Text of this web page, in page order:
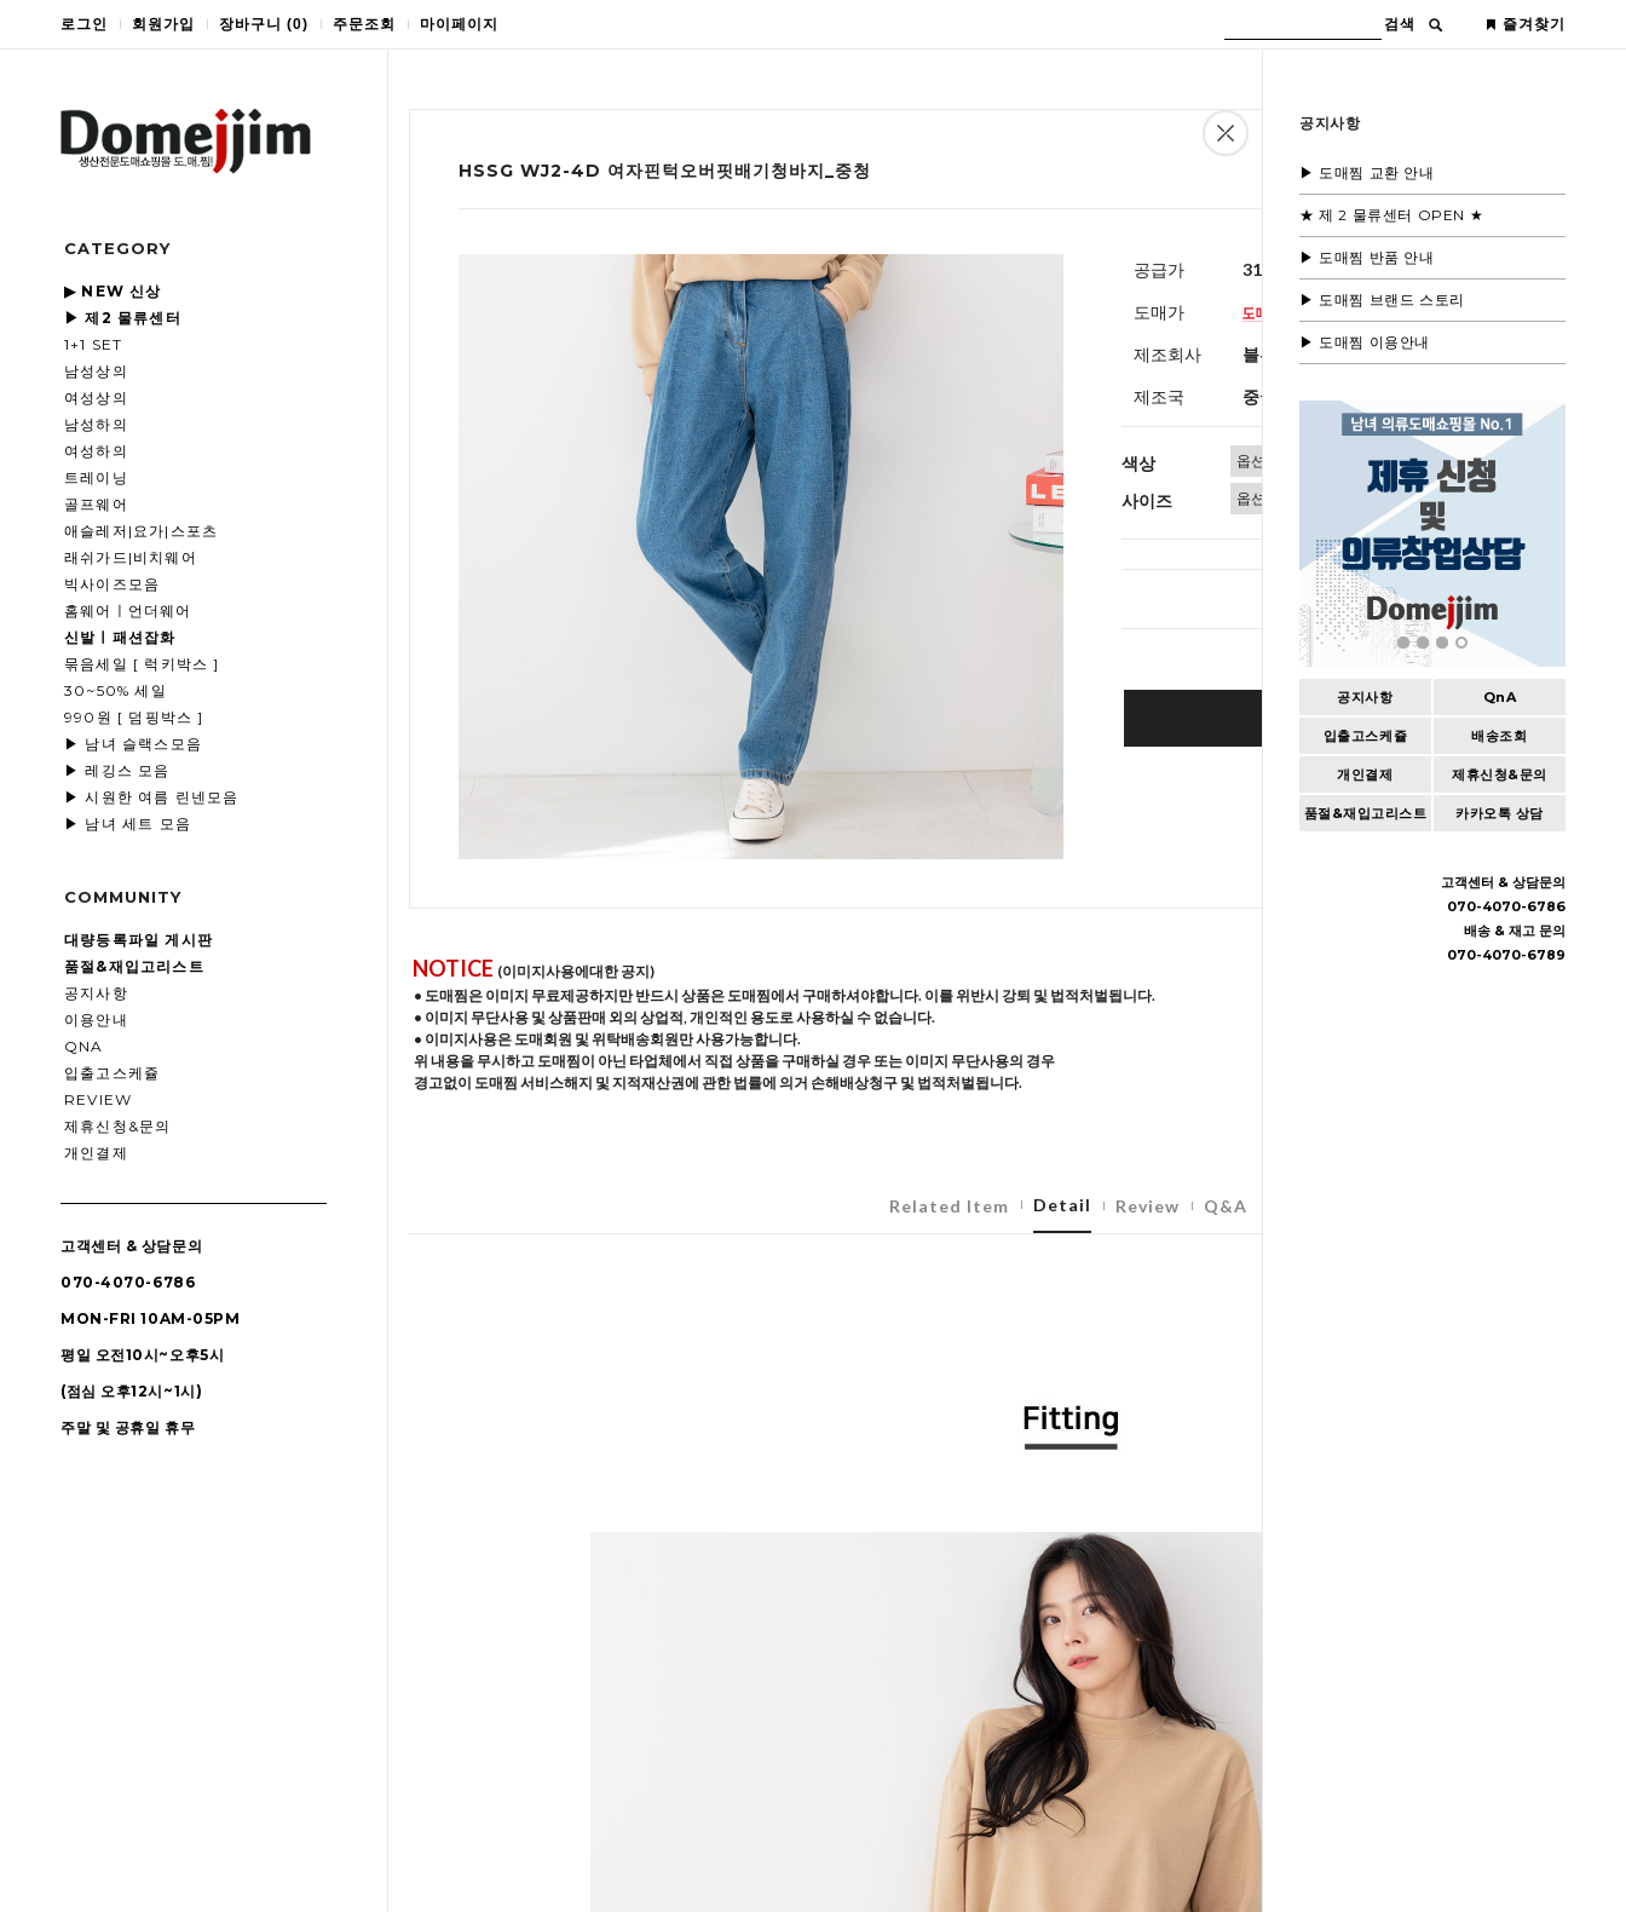
로그인 회원가입 장바구니 (0) 주문조회 마이페이지 검색 즐겨찾기
CATEGORY
▶ NEW 신상
▶ 제2 물류센터
1+1 SET
남성상의
여성상의
남성하의
여성하의
트레이닝
골프웨어
애슬레저|요가|스포츠
래쉬가드|비치웨어
빅사이즈모음
홈웨어ㅣ언더웨어
신발ㅣ패션잡화
묶음세일 [ 럭키박스 ]
30~50% 세일
990원 [ 덤핑박스 ]
▶ 남녀 슬랙스모음
▶ 레깅스 모음
▶ 시원한 여름 린넨모음
▶ 남녀 세트 모음
COMMUNITY
대량등록파일 게시판
품절&재입고리스트
공지사항
이용안내
QNA
입출고스케쥴
REVIEW
제휴신청&문의
개인결제
고객센터 & 상담문의
070-4070-6786
MON-FRI 10AM-05PM
평일 오전10시~오후5시
(점심 오후12시~1시)
주말 및 공휴일 휴무
공지사항
▶ 도매찜 교환 안내
★ 제 2 물류센터 OPEN ★
▶ 도매찜 반품 안내
▶ 도매찜 브랜드 스토리
▶ 도매찜 이용안내
공지사항 QnA
입출고스케쥴 배송조회
개인결제 제휴신청&문의
품절&재입고리스트 카카오톡 상담
고객센터 & 상담문의
070-4070-6786
배송 & 재고 문의
070-4070-6789
HSSG WJ2-4D 여자핀턱오버핏배기청바지_중청
공급가 31,600원(부가세별도)
도매가
제조회사 블루모드제휴사
제조국 중국
색상
사이즈
Cart | Wishlist
NOTICE (이미지사용에대한 공지)
• 도매찜은 이미지 무료제공하지만 반드시 상품은 도매찜에서 구매하셔야합니다. 이를 위반시 강퇴 및 법적처벌됩니다.
• 이미지 무단사용 및 상품판매 외의 상업적, 개인적인 용도로 사용하실 수 없습니다.
• 이미지사용은 도매회원 및 위탁배송회원만 사용가능합니다.
위 내용을 무시하고 도매찜이 아닌 타업체에서 직접 상품을 구매하실 경우 또는 이미지 무단사용의 경우
경고없이 도매찜 서비스해지 및 지적재산권에 관한 법률에 의거 손해배상청구 및 법적처벌됩니다.
Related Item Detail Review Q&A